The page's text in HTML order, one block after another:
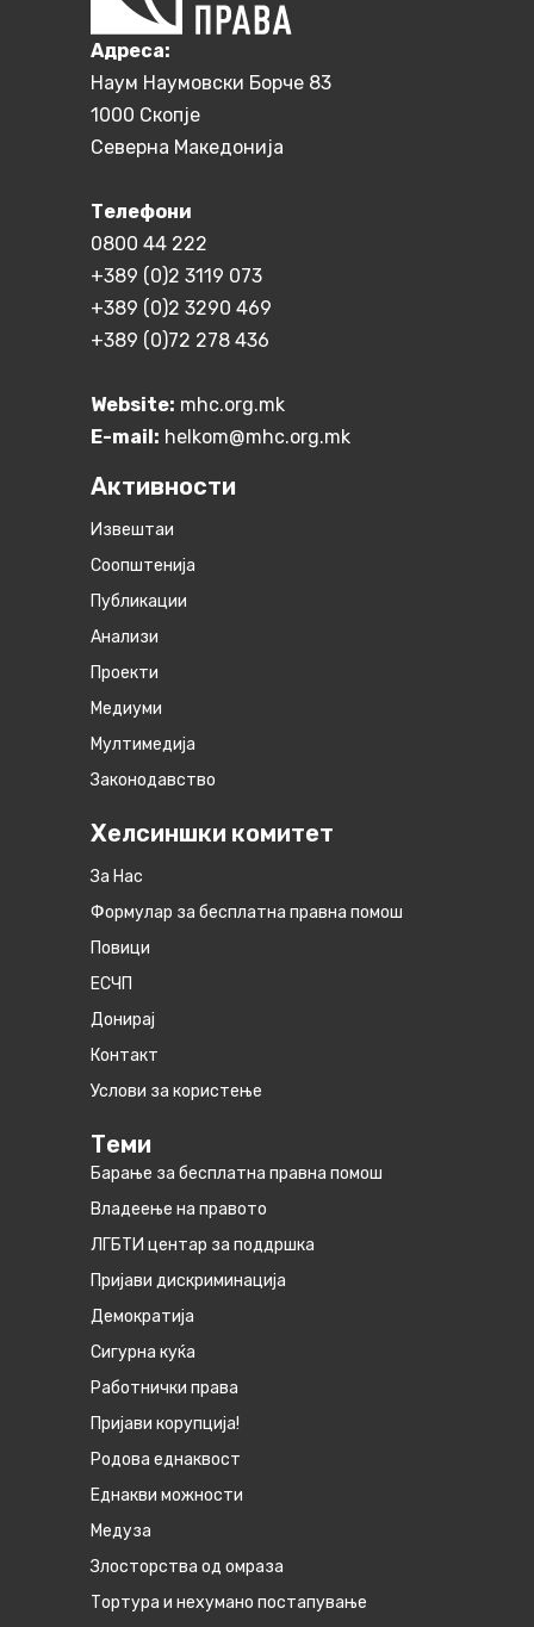
Aдреса:
Наум Наумовски Борче 83
1000 Скопје
Северна Македонија
Телефони
0800 44 222
+389 (0)2 3119 073
+389 (0)2 3290 469
+389 (0)72 278 436
Website: mhc.org.mk
E-mail: helkom@mhc.org.mk
Активности
Извештаи
Соопштенија
Публикации
Анализи
Проекти
Медиуми
Мултимедија
Законодавство
Хелсиншки комитет
За Нас
Формулар за бесплатна правна помош
Повици
ЕСЧП
Донирај
Контакт
Услови за користење
Теми
Барање за бесплатна правна помош
Владеење на правото
ЛГБТИ центар за поддршка
Пријави дискриминација
Демократија
Сигурна куќа
Работнички права
Пријави корупција!
Родова еднаквост
Eднакви можности
Медуза
Злосторства од омраза
Тортура и нехумано постапување